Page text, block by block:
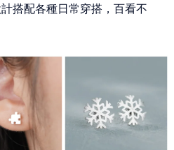
搭配各種日常穿搭，百看不